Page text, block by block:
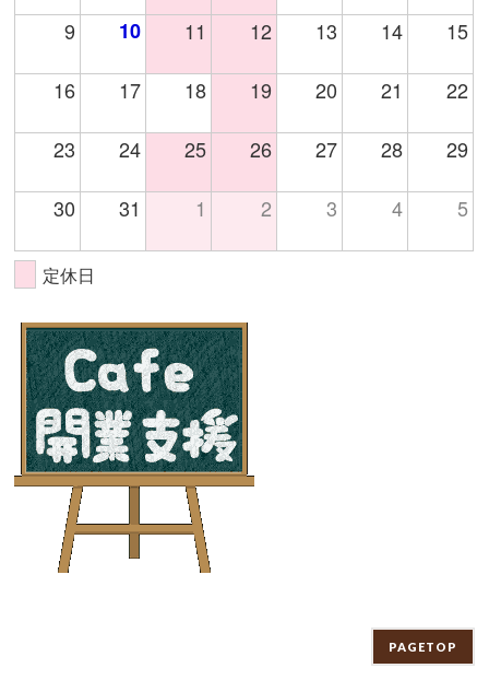
9 10 11 12 13 14 15
16 17 18 19 20 21 22
23 24 25 26 27 28 29
30 31 1 2 3 4 5
定休日
PAGETOP